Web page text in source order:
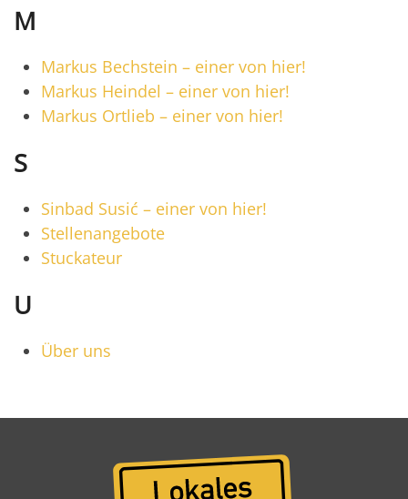
M
Markus Bechstein – einer von hier!
Markus Heindel – einer von hier!
Markus Ortlieb – einer von hier!
S
Sinbad Susić – einer von hier!
Stellenangebote
Stuckateur
U
Über uns